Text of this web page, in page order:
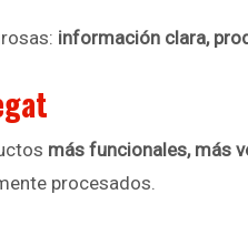
información clara,
más funcionales, más
procesados.